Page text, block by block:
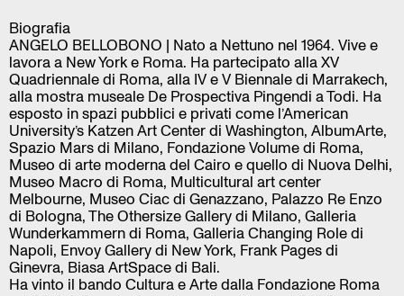
Biografia
ANGELO BELLOBONO | Nato a Nettuno nel 1964. Vive e
lavora a New York e Roma. Ha partecipato alla XV
Quadriennale di Roma, alla IV e V Biennale di Marrakech,
alla mostra museale De Prospectiva Pingendi a Todi. Ha
esposto in spazi pubblici e privati come l’American
University’s Katzen Art Center di Washington, AlbumArte,
Spazio Mars di Milano, Fondazione Volume di Roma,
Museo di arte moderna del Cairo e quello di Nuova Delhi,
Museo Macro di Roma, Multicultural art center
Melbourne, Museo Ciac di Genazzano, Palazzo Re Enzo
di Bologna, The Othersize Gallery di Milano, Galleria
Wunderkammern di Roma, Galleria Changing Role di
Napoli, Envoy Gallery di New York, Frank Pages di
Ginevra, Biasa ArtSpace di Bali.
Ha vinto il bando Cultura e Arte dalla Fondazione Roma